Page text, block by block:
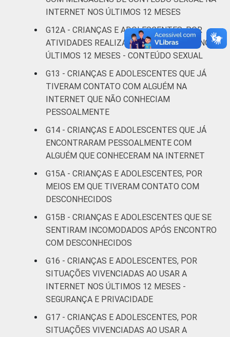
Não sabe
Não
respondeu
6
CLASSE
SOCIAL
AB 11
C
DE 13
Fonte: CGI.br/NIC.br, Centro Regional de
Sociedade da Informação (Cetic.br),
Pesquisa sobre o Uso da Internet por
Crianças e Adolescentes no Brasil – TIC Kids
Online Brasil 2017. ¹Dados coletados por
meio de questionários de
autopreenchimento.
INTERNET NOS ÚLTIMOS 12 MESES
G12A - CRIANÇAS E ADOLESCENTES, POR
ATIVIDADES REALIZADAS NA INTERNET NOS
ÚLTIMOS 12 MESES - CONTEÚDO SEXUAL
G13 - CRIANÇAS E ADOLESCENTES QUE JÁ
TIVERAM CONTATO COM ALGUÉM NA
INTERNET QUE NÃO CONHECIAM
PESSOALMENTE
G14 - CRIANÇAS E ADOLESCENTES QUE JÁ
ENCONTRARAM PESSOALMENTE COM
ALGUÉM QUE CONHECERAM NA INTERNET
G15A - CRIANÇAS E ADOLESCENTES, POR
MEIOS EM QUE TIVERAM CONTATO COM
DESCONHECIDOS
G15B - CRIANÇAS E ADOLESCENTES QUE SE
SENTIRAM INCOMODADOS APÓS ENCONTRO
COM DESCONHECIDOS
G16 - CRIANÇAS E ADOLESCENTES, POR
SITUAÇÕES VIVENCIADAS AO USAR A
INTERNET NOS ÚLTIMOS 12 MESES -
SEGURANÇA E PRIVACIDADE
G17 - CRIANÇAS E ADOLESCENTES, POR
SITUAÇÕES VIVENCIADAS AO USAR A